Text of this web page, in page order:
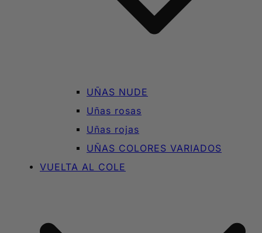
UÑAS NUDE
Uñas rosas
Uñas rojas
UÑAS COLORES VARIADOS
VUELTA AL COLE